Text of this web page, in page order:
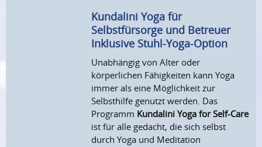
Kundalini Yoga für
Selbstfürsorge und Betreuer
Inklusive Stuhl-Yoga-Option
Unabhängig von Alter oder
körperlichen Fähigkeiten kann Yoga
immer als eine Möglichkeit zur
Selbsthilfe genutzt werden. Das
Programm Kundalini Yoga for Self-Care
ist für alle gedacht, die sich selbst
durch Yoga und Meditation